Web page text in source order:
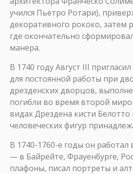
учился Пьетро Ротари),
декоративного рококо, затем
где окончательно
манера.
В 1740 году Август III
для постоянной работы при
дрезденских дворцов,
погибли во время второй
видах Дрездена кисти
человеческих фигур
В 1740-1760-е годы он работал
— в Байрейте, Фрауенбурге,
плафоны, писал портреты и